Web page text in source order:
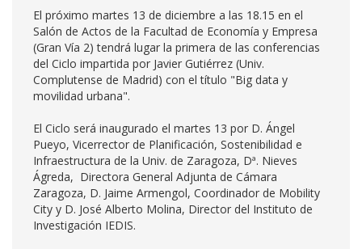
El próximo martes 13 de diciembre a las 18.15 en el
Salón de Actos de la Facultad de Economía y Empresa
(Gran Vía 2) tendrá lugar la primera de las conferencias
del Ciclo impartida por Javier Gutiérrez (Univ.
Complutense de Madrid) con el título "Big data y
movilidad urbana".
El Ciclo será inaugurado el martes 13 por D. Ángel
Pueyo, Vicerrector de Planificación, Sostenibilidad e
Infraestructura de la Univ. de Zaragoza, Dª. Nieves
Ágreda, Directora General Adjunta de Cámara
Zaragoza, D. Jaime Armengol, Coordinador de Mobility
City y D. José Alberto Molina, Director del Instituto de
Investigación IEDIS.